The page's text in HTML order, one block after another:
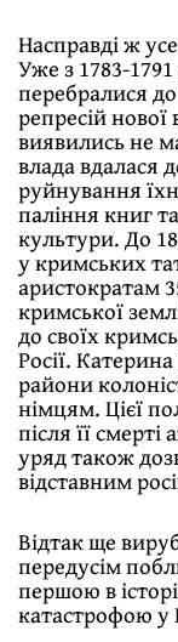
Насправді ж
Уже з 1783-
перебралися
репресій
виявились не
влада вдалася
руйнування
паління книг
культури. До
у кримських
аристократам
кримської
до своїх
Росії.
райони
німцям. Цієї
після її
уряд також
відставним
Відтак ще
передусім
першою в
катастрофою